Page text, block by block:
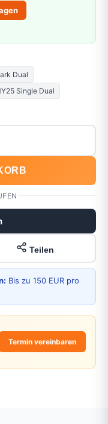
Dual
Single Dual
Teilen
Bis zu 150 EUR pro
Termin vereinbaren